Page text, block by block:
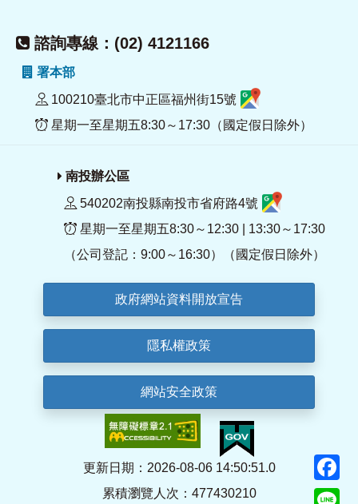
諮詢專線：(02) 4121166
署本部
100210臺北市中正區福州街15號
星期一至星期五8:30～17:30（國定假日除外）
南投辦公區
540202南投縣南投市省府路4號
星期一至星期五8:30～12:30 | 13:30～17:30
（公司登記：9:00～16:30）（國定假日除外）
政府網站資料開放宣告
隱私權政策
網站安全政策
更新日期：2026-08-06 14:50:51.0
累積瀏覽人次：477430210